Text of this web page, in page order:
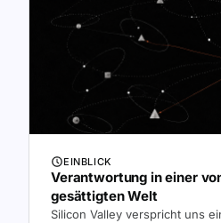
EINBLICK
Verantwortung in einer
gesättigten Welt
Silicon Valley verspricht uns